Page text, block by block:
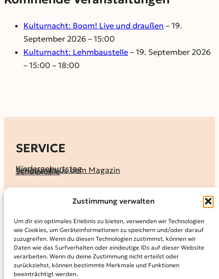
Zustimmung verwalten
Um dir ein optimales Erlebnis zu bieten, verwenden wir Technologien
wie Cookies, um Geräteinformationen zu speichern und/oder darauf
zuzugreifen. Wenn du diesen Technologien zustimmst, können wir
Daten wie das Surfverhalten oder eindeutige IDs auf dieser Website
verarbeiten. Wenn du deine Zustimmung nicht erteilst oder
zurückziehst, können bestimmte Merkmale und Funktionen
beeinträchtigt werden.
Kulturnacht: Boom! Live und draußen – 19.
September 2026 – 15:00
Kulturnacht: Lehmbaustelle – 19. September 2026
– 15:00 – 18:00
SERVICE
Kindergeburtstag
Verlosung aus dem Magazin
Schulprofile
KALENDER
MAGAZIN
KidS-Ausgaben online lesen
Abonnement
Archiv